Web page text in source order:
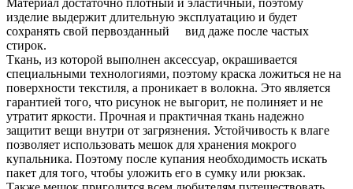
изделие выдержит длительную эксплуатацию и будет
сохранять свой первозданный вид даже после частых
стирок.
Ткань, из которой выполнен аксессуар, окрашивается
специальными технологиями, поэтому краска ложиться не на
поверхности текстиля, а проникает в волокна. Это является
гарантией того, что рисунок не выгорит, не полиняет и не
утратит яркости. Прочная и практичная ткань надежно
защитит вещи внутри от загрязнения. Устойчивость к влаге
позволяет использовать мешок для хранения мокрого
купальника. Поэтому после купания необходимость искать
пакет для того, чтобы уложить его в сумку или рюкзак.